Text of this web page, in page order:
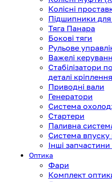
Колісні
Підшипники для
Тяга Панара
Бокові тяги
Рульове
Важелі
Стабілізатори
деталі кріплення
Приводні вали
Генератори
Система
Стартери
Паливна
Система впуску
Інші запчастини
Оптика
Фари
Комплект